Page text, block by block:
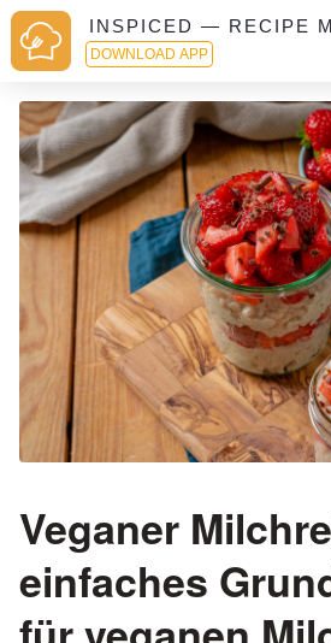
INSPICED — RECIPE
DOWNLOAD APP
Veganer
einfaches